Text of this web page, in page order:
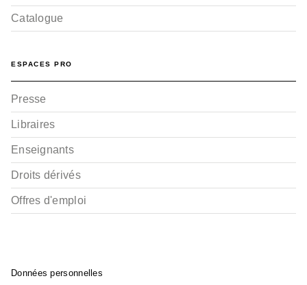
Catalogue
ESPACES PRO
Presse
Libraires
Enseignants
Droits dérivés
Offres d'emploi
Données personnelles